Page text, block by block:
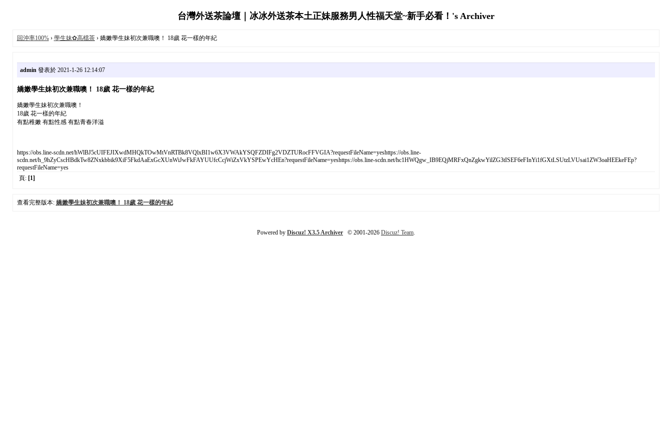
台灣外送茶論壇｜冰冰外送茶本土正妹服務男人性福天堂~新手必看！'s Archiver
回沖率100%› 學生妹✿高檔茶› 嬌嫩學生妹初次兼職噢！ 18歲 花一樣的年紀
admin發表於 2021-1-26 12:14:07
嬌嫩學生妹初次兼職噢！ 18歲 花一樣的年紀
嬌嫩學生妹初次兼職噢！
18歲 花一樣的年紀
有點稚嫩 有點性感 有點青春洋溢
https://obs.line-scdn.net/hWlBJ5cUIFEJIXwdMHQkTOwMtVnRTBk8VQlxBI1w6X3VWAkYSQFZDIFg2VDZTURocFFVGIA?requestFileName=yeshttps://obs.line-
scdn.net/h_9hZyCscHBdkTw8ZNxkbbik9XiF5FkdAaExGcXUnWiJwFkFAYUUfcCcjWiZxVkYSPEwYcHEn?requestFileName=yeshttps://obs.line-scdn.net/hc1HWQgw_IB9EQjMRFxQnZgkwYilZG3tISEF6eFInYi1fGXtLSUtzLVUsai1ZW3oaHEEkeFEp?
requestFileName=yes
頁: [1]
查看完整版本: 嬌嫩學生妹初次兼職噢！ 18歲 花一樣的年紀
Powered by Discuz! X3.5 Archiver © 2001-2026 Discuz! Team.